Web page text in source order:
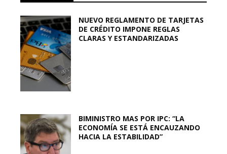
NUEVO REGLAMENTO DE TARJETAS
DE CRÉDITO IMPONE REGLAS
CLARAS Y ESTANDARIZADAS
BIMINISTRO MAS POR IPC: “LA
ECONOMÍA SE ESTÁ ENCAUZANDO
HACIA LA ESTABILIDAD”